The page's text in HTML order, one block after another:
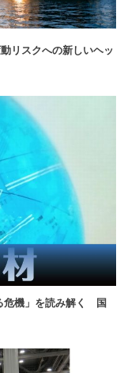
リスクへの新しいヘッ
危機」を読み解く 国